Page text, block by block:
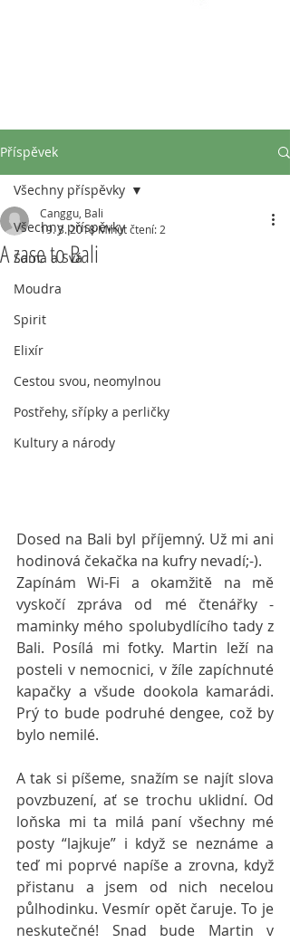
Příspěvek
Všechny příspěvky
Sama a Svá
Moudra
Spirit
Elixír
Cestou svou, neomylnou
Postřehy, sřípky a perličky
Kultury a národy
Všechny příspěvky
A zase to Bali
Canggu, Bali
19. 3. 2018 Minut čtení: 2
Dosed na Bali byl příjemný. Už mi ani
hodinová čekačka na kufry nevadí;-).
Zapínám Wi-Fi a okamžitě na mě
vyskočí zpráva od mé čtenářky -
maminky mého spolubydlícího tady z
Bali. Posílá mi fotky. Martin leží na
posteli v nemocnici, v žíle zapíchnuté
kapačky a všude dookola kamarádi.
Prý to bude podruhé dengee, což by
bylo nemilé.
A tak si píšeme, snažím se najít slova
povzbuzení, ať se trochu uklidní. Od
loňska mi ta milá paní všechny mé
posty “lajkuje” i když se neznáme a
teď mi poprvé napíše a zrovna, když
přistanu a jsem od nich necelou
půlhodinku. Vesmír opět čaruje. To je
neskutečné! Snad bude Martin v